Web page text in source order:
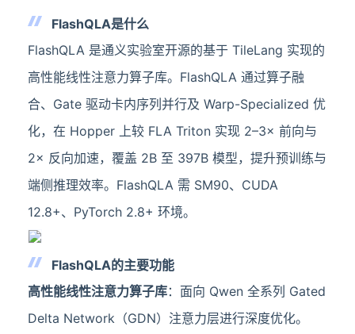
FlashQLA是什么
FlashQLA 是通义实验室开源的基于 TileLang 实现的
高性能线性注意力算子库。FlashQLA 通过算子融
合、Gate 驱动卡内序列并行及 Warp-Specialized 优
化，在 Hopper 上较 FLA Triton 实现 2–3× 前向与
2× 反向加速，覆盖 2B 至 397B 模型，提升预训练与
端侧推理效率。FlashQLA 需 SM90、CUDA
12.8+、PyTorch 2.8+ 环境。
FlashQLA的主要功能
高性能线性注意力算子库：面向 Qwen 全系列 Gated
Delta Network（GDN）注意力层进行深度优化。